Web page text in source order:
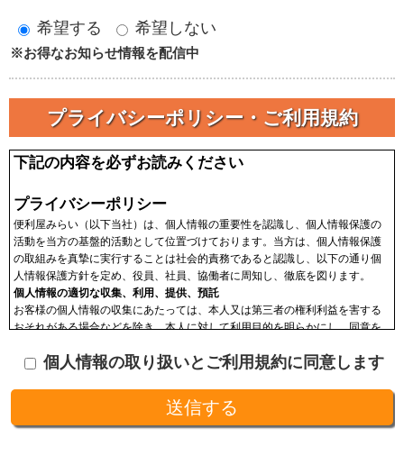
希望する 希望しない
※お得なお知らせ情報を配信中
プライバシーポリシー・ご利用規約
下記の内容を必ずお読みください
プライバシーポリシー
便利屋みらい（以下当社）は、個人情報の重要性を認識し、個人情報保護の
活動を当方の基盤的活動として位置づけております。当方は、個人情報保護
の取組みを真摯に実行することは社会的責務であると認識し、以下の通り個
人情報保護方針を定め、役員、社員、協働者に周知し、徹底を図ります。
個人情報の適切な収集、利用、提供、預託
お客様の個人情報の収集にあたっては、本人又は第三者の権利利益を害する
おそれがある場合などを除き、本人に対して利用目的を明らかにし、同意を
範囲を限定し、適切に取り扱います。収集した個人情報は、法令に基づく命
十分な個人情報保護の水準を備える者を選び、また、契約等によって保護水
準を守るよう定めた上で、指導・管理を実施し、適切に取り扱います。
個人情報の取り扱いとご利用規約に同意します